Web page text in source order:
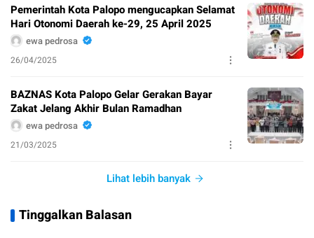
Pemerintah Kota Palopo mengucapkan Selamat
Hari Otonomi Daerah ke-29, 25 April 2025
ewa pedrosa
26/04/2025
BAZNAS Kota Palopo Gelar Gerakan Bayar
Zakat Jelang Akhir Bulan Ramadhan
ewa pedrosa
21/03/2025
Lihat lebih banyak
Tinggalkan Balasan